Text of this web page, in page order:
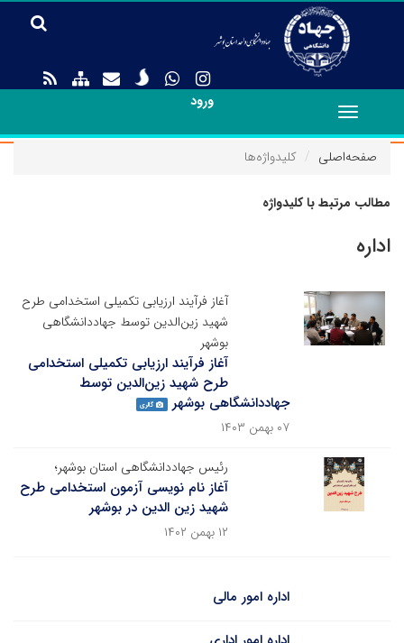
ورود
Toggle
navigation
صفحه‌اصلی
کلیدواژه‌ها
مطالب مرتبط با کلیدواژه
اداره
آغاز فرآیند ارزیابی تکمیلی استخدامی طرح
شهید زین‌الدین توسط جهاددانشگاهی
بوشهر
آغاز فرآیند ارزیابی تکمیلی استخدامی
طرح شهید زین‌الدین توسط
جهاددانشگاهی بوشهر
گالری
۰۷ بهمن ۱۴۰۳
رئیس جهاددانشگاهی استان بوشهر؛
آغاز نام نویسی آزمون استخدامی طرح
شهید زین الدین در بوشهر
۱۲ بهمن ۱۴۰۲
اداره امور مالی